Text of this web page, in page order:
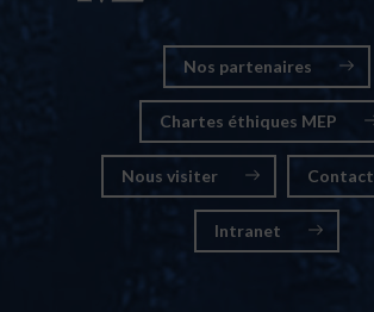
Nos partenaires
Chartes éthiques MEP
Nous visiter Contact
Intranet